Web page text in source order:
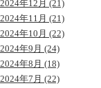
2024年12月 (21)
2024年11月 (21)
2024年10月 (22)
2024年9月 (24)
2024年8月 (18)
2024年7月 (22)